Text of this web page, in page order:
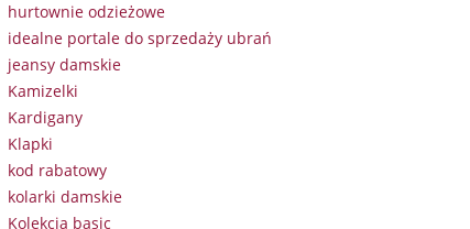
hurtownie odzieżowe
idealne portale do sprzedaży ubrań
jeansy damskie
Kamizelki
Kardigany
Klapki
kod rabatowy
kolarki damskie
Kolekcja basic